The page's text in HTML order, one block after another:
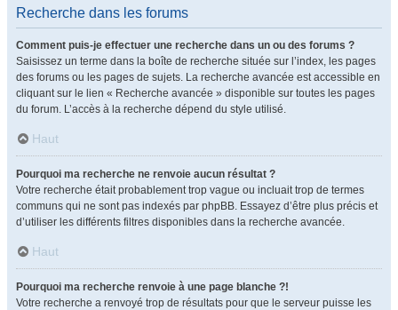
Recherche dans les forums
Comment puis-je effectuer une recherche dans un ou des forums ?
Saisissez un terme dans la boîte de recherche située sur l’index, les pages
des forums ou les pages de sujets. La recherche avancée est accessible en
cliquant sur le lien « Recherche avancée » disponible sur toutes les pages
du forum. L’accès à la recherche dépend du style utilisé.
Haut
Pourquoi ma recherche ne renvoie aucun résultat ?
Votre recherche était probablement trop vague ou incluait trop de termes
communs qui ne sont pas indexés par phpBB. Essayez d’être plus précis et
d’utiliser les différents filtres disponibles dans la recherche avancée.
Haut
Pourquoi ma recherche renvoie à une page blanche ?!
Votre recherche a renvoyé trop de résultats pour que le serveur puisse les